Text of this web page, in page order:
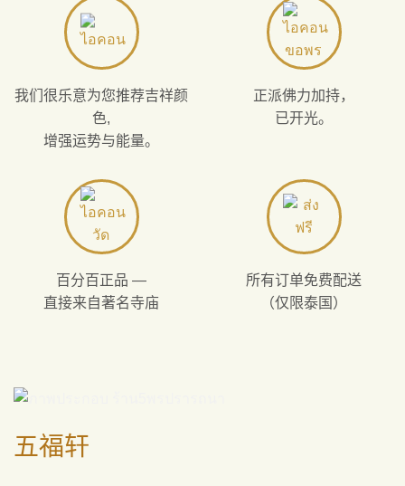
我们很乐意为您推荐吉祥颜
色,
增强运势与能量。
正派佛力加持，
已开光。
百分百正品 —
直接来自著名寺庙
所有订单免费配送
（仅限泰国）
五福轩